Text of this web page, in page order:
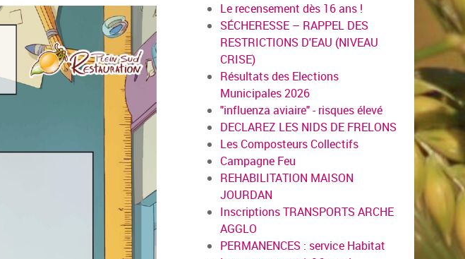
Le recensement dès 16 ans !
SÉCHERESSE – RAPPEL DES
RESTRICTIONS D'EAU (NIVEAU
CRISE)
Résultats des Elections
Municipales 2026
"influenza aviaire" - risques élevé
DECLAREZ LES NIDS DE FRELONS
Les Composteurs Collectifs
Campagne Feu
REHABILITATION MAISON
JOURDAN
Inscriptions TRANSPORTS ARCHE
AGGLO
PERMANENCES : service Habitat